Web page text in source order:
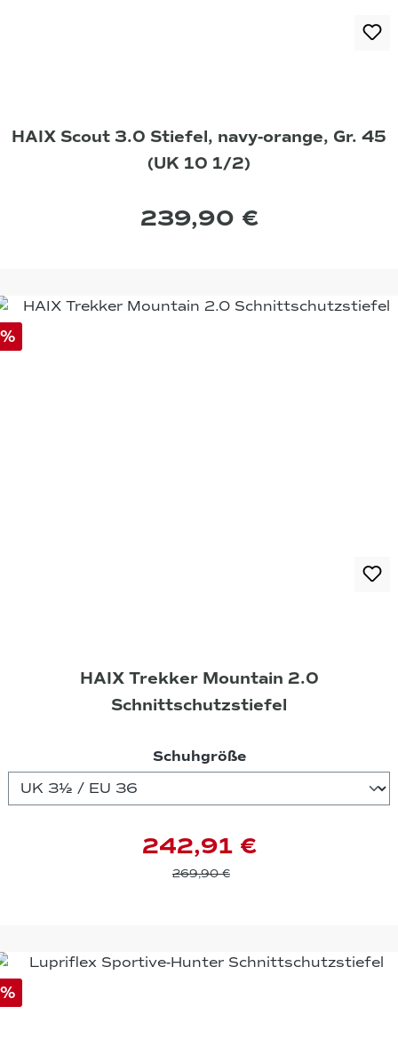
HAIX Scout 3.0 Stiefel, navy-orange, Gr. 45
(UK 10 1/2)
239,90 €
%
HAIX Trekker Mountain 2.0
Schnittschutzstiefel
Schuhgrößeauswählen
242,91 €
269,90 €
%